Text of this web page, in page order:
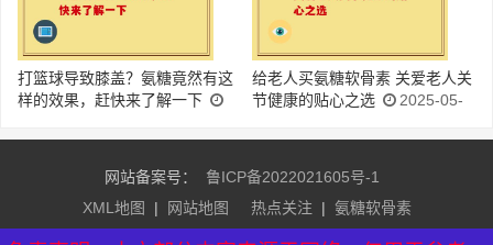
打篮球导致膝盖？氨糖竟然有这
样的效果，赶快来了解一下
给老人买氨糖软骨素 关爱老人关
节健康的贴心之选
2025-05-
网站备案号：
鲁ICP备2022021605号-1
XML地图
| 网站地图 热点关注 | 氨糖软骨素
友情链接：
益生菌排行榜 | 益生菌牌子排名 氨糖软骨素品